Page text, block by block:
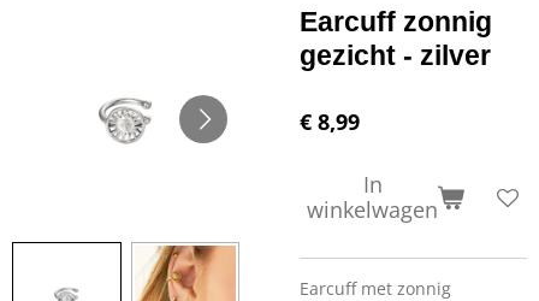
Earcuff zonnig
gezicht - zilver
€ 8,99
In
winkelwagen
Earcuff met zonnig